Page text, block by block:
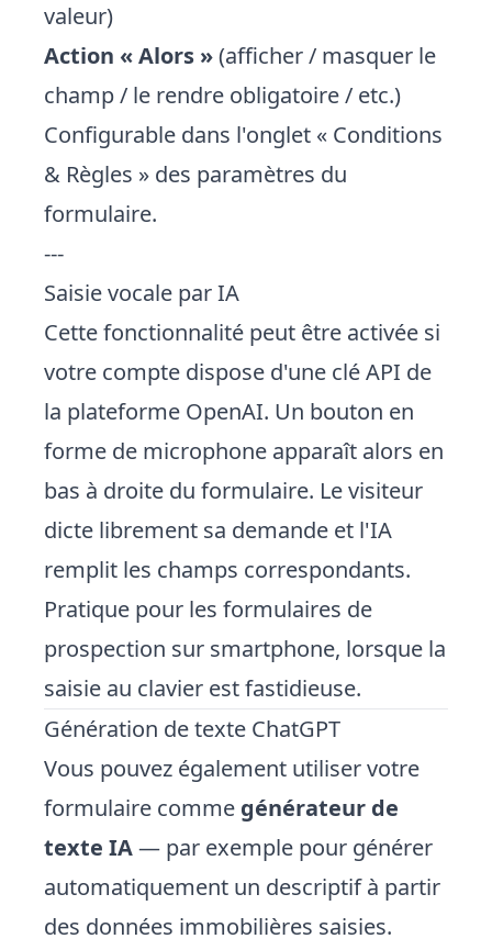
valeur)
Action « Alors »(afficher / masquer le
champ / le rendre obligatoire / etc.)
Configurable dans l'onglet « Conditions
& Règles » des paramètres du
formulaire.
---
Saisie vocale par IA
Cette fonctionnalité peut être activée si
votre compte dispose d'une clé API de
la plateforme OpenAI. Un bouton en
forme de microphone apparaît alors en
bas à droite du formulaire. Le visiteur
dicte librement sa demande et l'IA
remplit les champs correspondants.
Pratique pour les formulaires de
prospection sur smartphone, lorsque la
saisie au clavier est fastidieuse.
Génération de texte ChatGPT
Vous pouvez également utiliser votre
formulaire comme générateur de
texte IA— par exemple pour générer
automatiquement un descriptif à partir
des données immobilières saisies.